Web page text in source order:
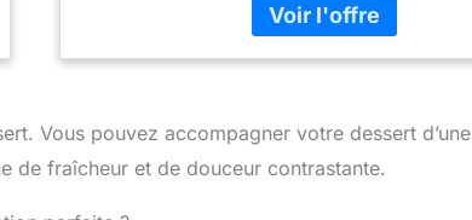
homogène de la chaleur
pour des résultats de
cuisson parfaitement
résistant que l'aluminium
classique nettoyage facile
Vous pouvez accompagner votre dessert d’une
de fraîcheur et de douceur contrastante.